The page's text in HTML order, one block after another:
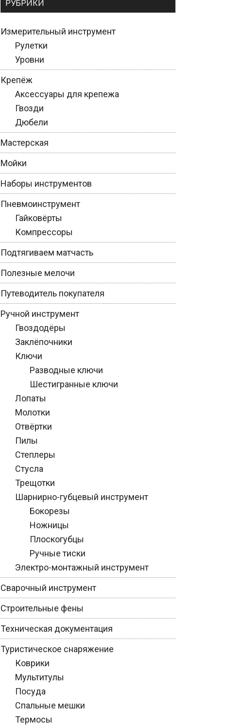
РУБРИКИ
Измерительный инструмент
Рулетки
Уровни
Крепёж
Аксессуары для крепежа
Гвозди
Дюбели
Мастерская
Мойки
Наборы инструментов
Пневмоинструмент
Гайковёрты
Компрессоры
Подтягиваем матчасть
Полезные мелочи
Путеводитель покупателя
Ручной инструмент
Гвоздодёры
Заклёпочники
Ключи
Разводные ключи
Шестигранные ключи
Лопаты
Молотки
Отвёртки
Пилы
Степлеры
Стусла
Трещотки
Шарнирно-губцевый инструмент
Бокорезы
Ножницы
Плоскогубцы
Ручные тиски
Электро-монтажный инструмент
Сварочный инструмент
Строительные фены
Техническая документация
Туристическое снаряжение
Коврики
Мультитулы
Посуда
Спальные мешки
Термосы